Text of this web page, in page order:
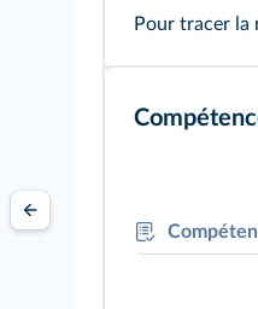
Pour tracer la